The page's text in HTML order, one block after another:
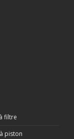
filtre
piston